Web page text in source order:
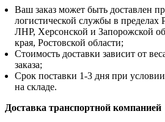
Ваш заказ может быть доставлен
логистической службы в
ЛНР, Херсонской и Запорожской
края, Ростовской области;
Стоимость доставки зависит от
заказа;
Срок поставки 1-3 дня при
на складе.
Доставка транспортной компанией